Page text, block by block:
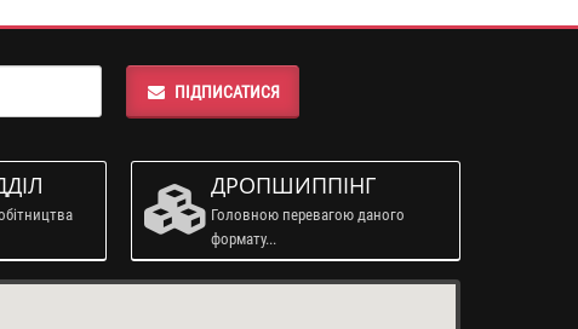
ПІДПИСАТИСЯ
ДРОПШИППІНГ
Головною перевагою даного
формату...